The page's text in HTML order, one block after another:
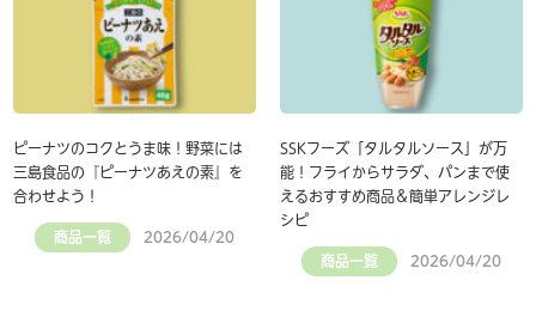
ピーナツのコクとうま味！野菜には
三島食品の『ピーナツあえの素』を
合わせよう！
商品一覧 2026/04/20
SSKフーズ「タルタルソース」が万
能！フライからサラダ、パンまで使
えるおすすめ商品＆簡単アレンジレ
シピ
商品一覧 2026/04/20